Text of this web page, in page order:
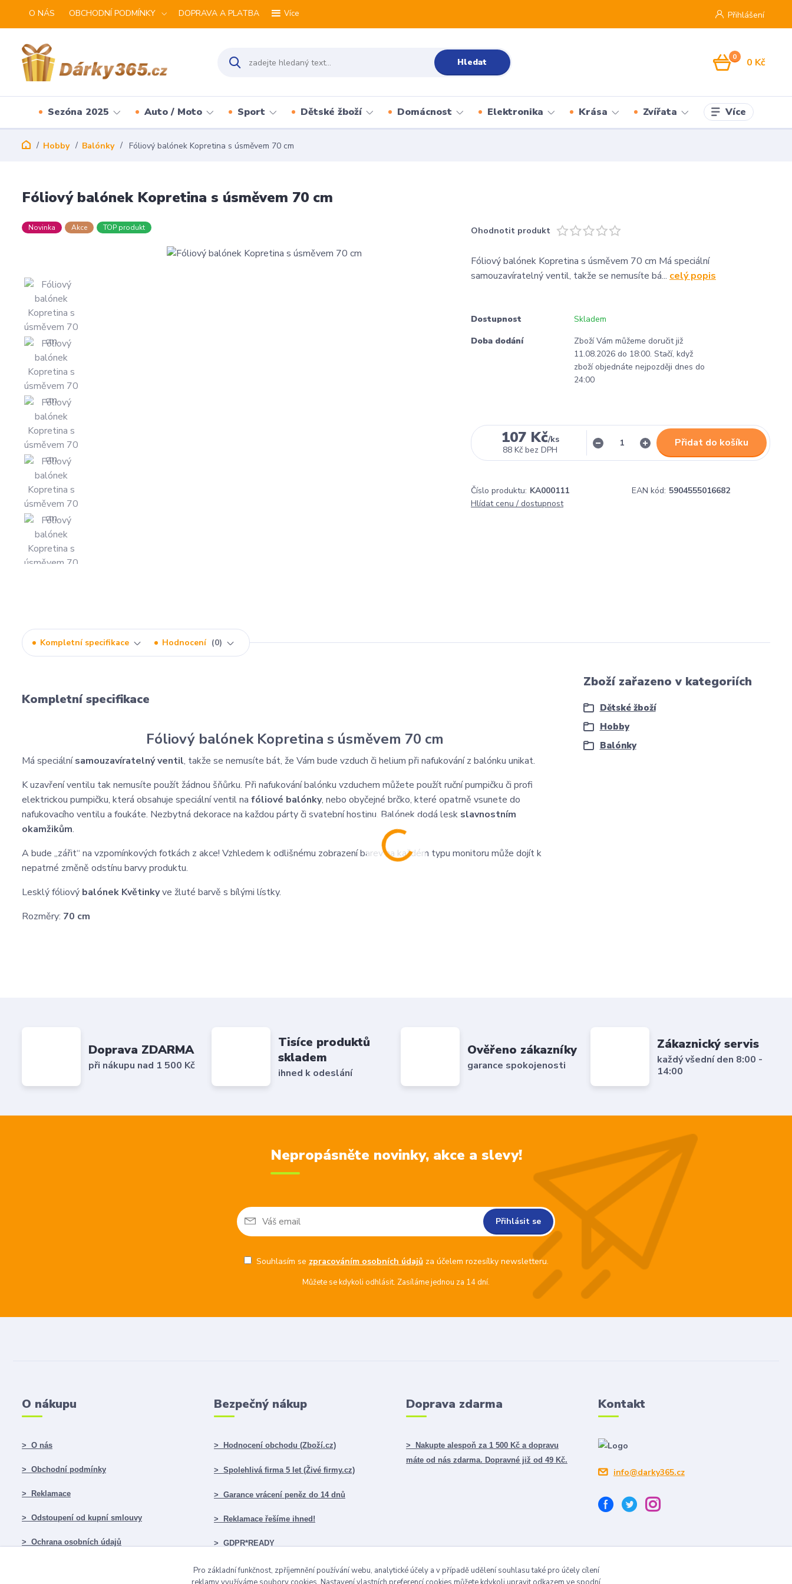
O NÁS OBCHODNÍ PODMÍNKY DOPRAVA A PLATBA Více Přihlášení
Hledat 0 0 Kč
Sezóna 2025 Auto / Moto Sport Dětské žboží Domácnost Elektronika Krása Zvířata Více
Hobby Balónky Fóliový balónek Kopretina s úsměvem 70 cm
Fóliový balónek Kopretina s úsměvem 70 cm
Novinka Akce TOP produkt Ohodnotit produkt
Fóliový balónek Kopretina s úsměvem 70 cm Má speciální
samouzavíratelný ventil, takže se nemusíte bá... celý popis
Dostupnost
Skladem
Doba dodání
Zboží Vám můžeme doručit již
11.08.2026 do 18:00. Stačí, když
zboží objednáte nejpozději dnes do
24:00
107 Kč/ks
88 Kč bez DPH
Přidat do košíku
Číslo produktu: KA000111 EAN kód: 5904555016682
Hlídat cenu / dostupnost
Kompletní specifikace Hodnocení 0
Kompletní specifikace
Fóliový balónek Kopretina s úsměvem 70 cm
Má speciálnísamouzavíratelný ventil, takže se nemusíte bát, že Vám bude vzduch či helium při nafukování z balónku unikat.
K uzavření ventilu tak nemusíte použít žádnou šňůrku. Při nafukování balónku vzduchem můžete použít ruční pumpičku či profi
elektrickou pumpičku, která obsahuje speciální ventil na fóliové balónky, nebo obyčejné brčko, které opatrně vsunete do
nafukovacího ventilu a foukáte. Nezbytná dekorace na každou párty či svatební hostinu. Balónek dodá lesk slavnostním
okamžikům.
A bude „zářit“ na vzpomínkových fotkách z akce! Vzhledem k odlišnému zobrazení barev na každém typu monitoru může dojít k
nepatrné změně odstínu barvy produktu.
Lesklý fóliový balónek Květinkyve žluté barvě s bílými lístky.
Rozměry: 70 cm
Zboží zařazeno v kategoriích
Dětské žboží
Hobby
Balónky
Doprava ZDARMA
při nákupu nad 1 500 Kč
Tisíce produktů
skladem
ihned k odeslání
Ověřeno zákazníky
garance spokojenosti
Zákaznický servis
každý všední den 8:00 -
14:00
Nepropásněte novinky, akce a slevy!
Přihlásit se
Souhlasím se zpracováním osobních údajůza účelem rozesílky newsletteru.
Můžete se kdykoli odhlásit. Zasíláme jednou za 14 dní.
O nákupu
> O nás
> Obchodní podmínky
> Reklamace
> Odstoupení od kupní smlouvy
> Ochrana osobních údajů
Bezpečný nákup
> Hodnocení obchodu (Zboží.cz)
> Spolehlivá firma 5 let (Živé firmy.cz)
> Garance vrácení peněz do 14 dnů
> Reklamace řešíme ihned!
> GDPR*READY
Doprava zdarma
> Nakupte alespoň za 1 500 Kč a dopravu
máte od nás zdarma. Dopravné již od 49 Kč.
Kontakt
info@darky365.cz
Pro základní funkčnost, zpříjemnění používání webu, analytické účely a v případě udělení souhlasu také pro účely cílení